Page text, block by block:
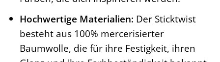
Hochwertige Materialien: Der Sticktwist
besteht aus 100% mercerisierter
Baumwolle, die für ihre Festigkeit, ihren